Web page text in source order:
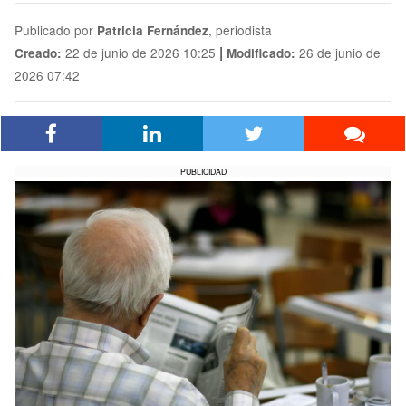
Publicado por Patricia Fernández, periodista
Creado: 22 de junio de 2026 10:25 | Modificado: 26 de junio de
2026 07:42
PUBLICIDAD